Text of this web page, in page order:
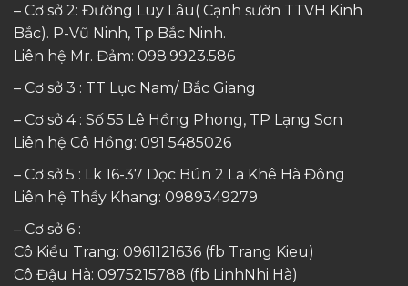
– Cơ sở 2: Đường Luy Lâu( Cạnh sườn TTVH Kinh
Bắc). P-Vũ Ninh, Tp Bắc Ninh.
Liên hệ Mr. Đảm: 098.9923.586
– Cơ sở 3 : TT Lục Nam/ Bắc Giang
– Cơ sở 4 : Số 55 Lê Hồng Phong, TP Lạng Sơn
Liên hệ Cô Hồng: 091 5485026
– Cơ sở 5 : Lk 16-37 Dọc Bún 2 La Khê Hà Đông
Liên hệ Thầy Khang: 0989349279
– Cơ sở 6 :
Cô Kiều Trang: 0961121636 (fb Trang Kieu)
Cô Đậu Hà: 0975215788 (fb LinhNhi Hà)